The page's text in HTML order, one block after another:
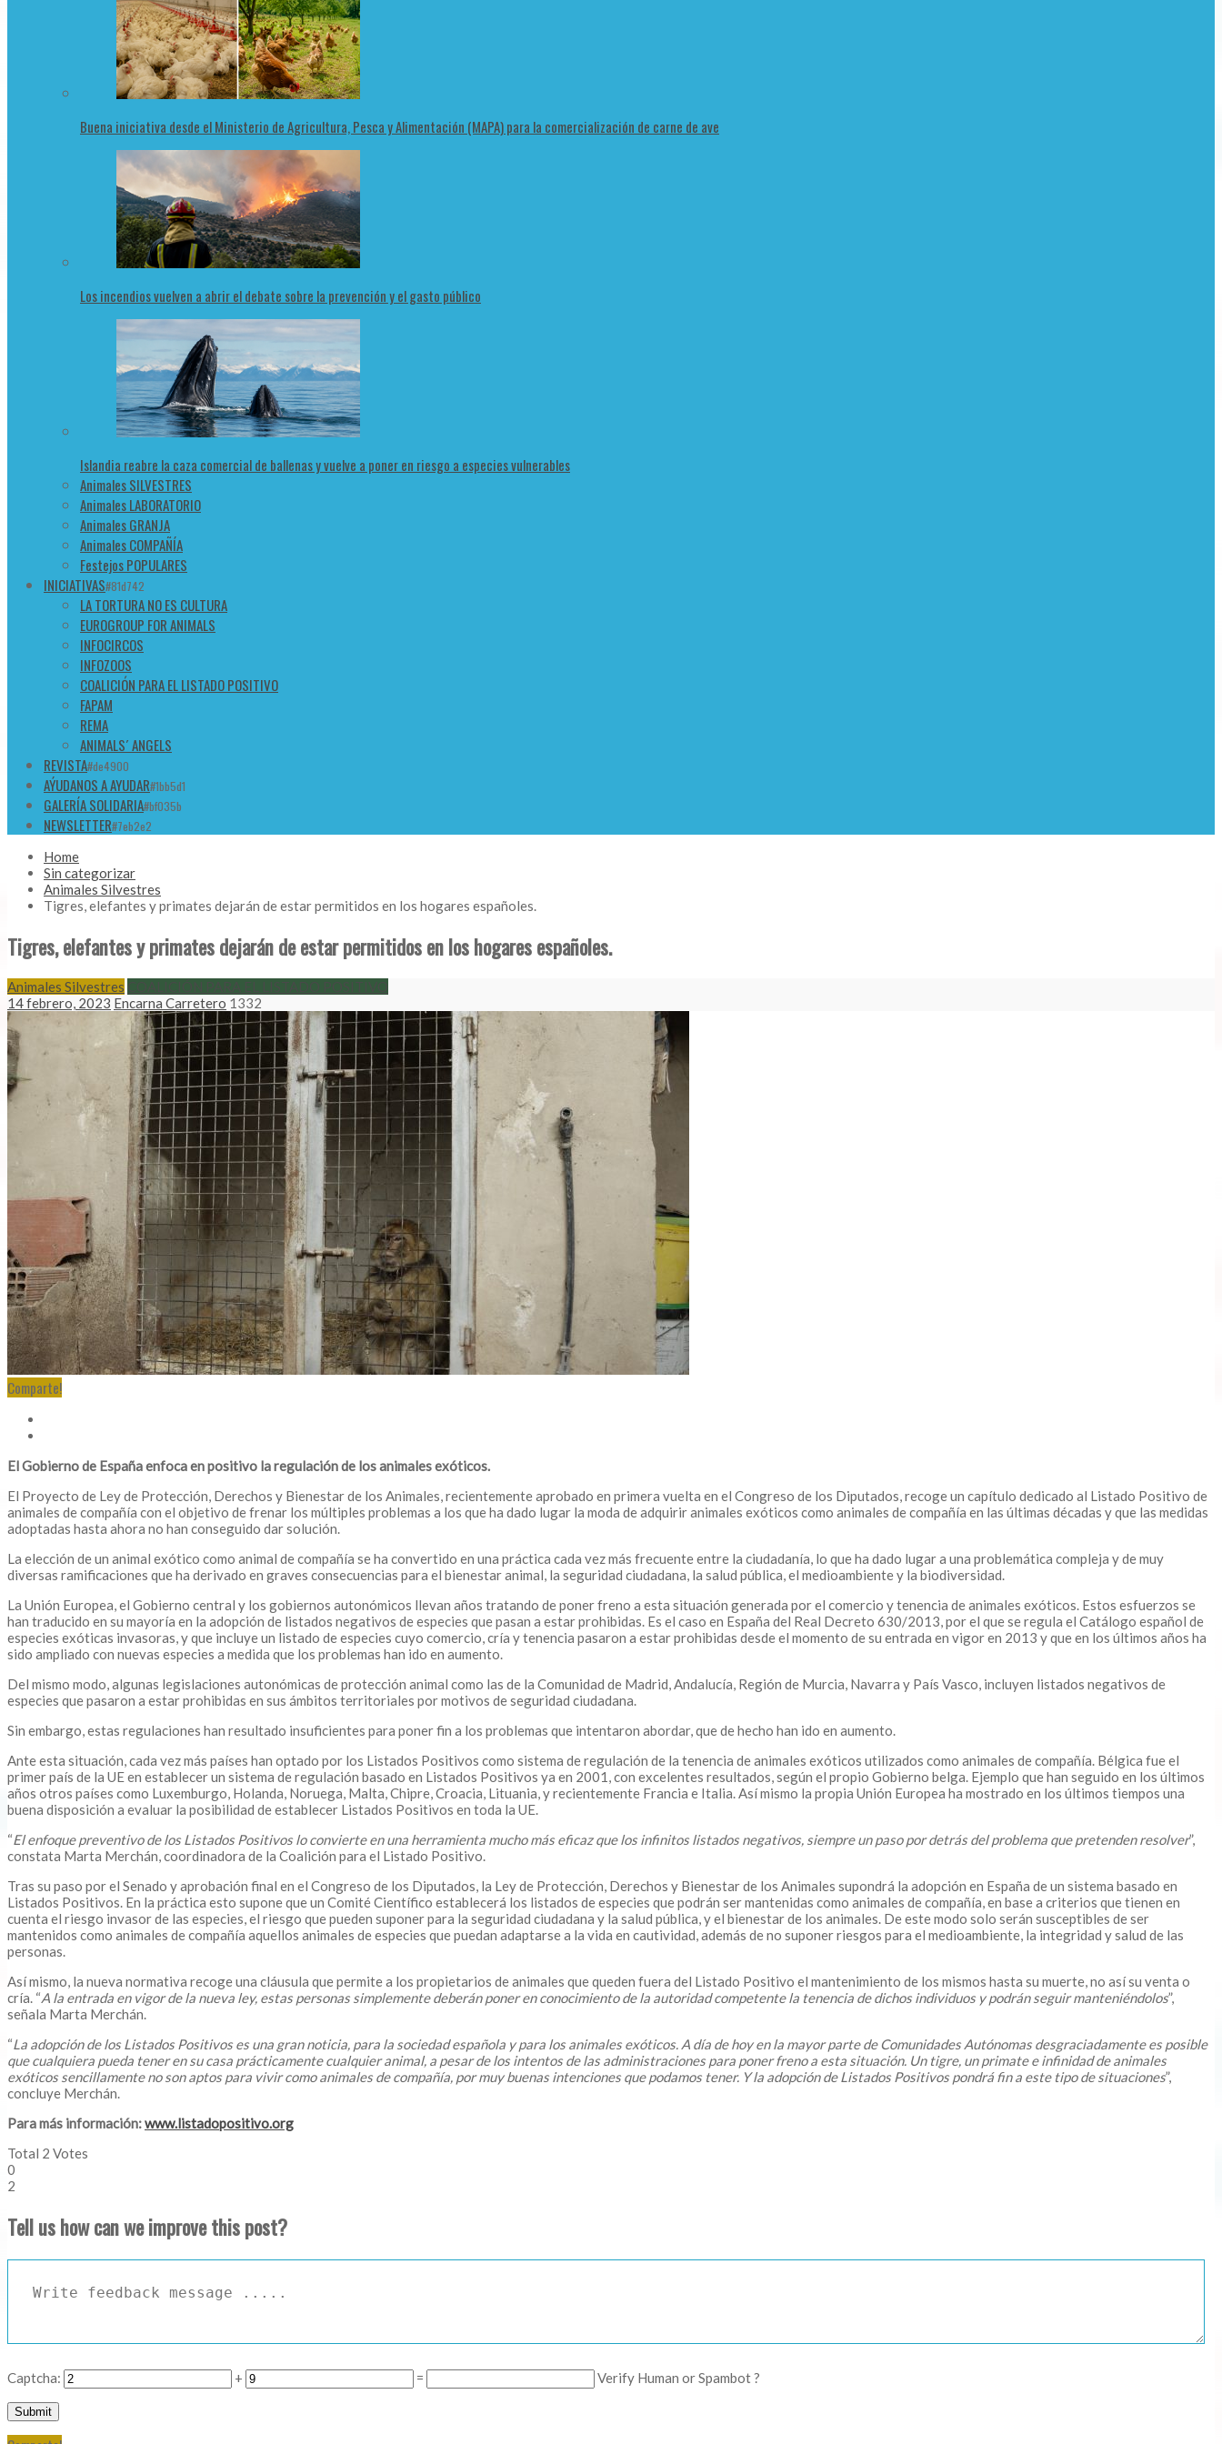
Buena iniciativa desde el Ministerio de Agricultura, Pesca y Alimentación (MAPA) para la comercialización de carne de ave
Los incendios vuelven a abrir el debate sobre la prevención y el gasto público
Islandia reabre la caza comercial de ballenas y vuelve a poner en riesgo a especies vulnerables
Animales SILVESTRES
Animales LABORATORIO
Animales GRANJA
Animales COMPAÑÍA
Festejos POPULARES
INICIATIVAS#81d742
LA TORTURA NO ES CULTURA
EUROGROUP FOR ANIMALS
INFOCIRCOS
INFOZOOS
COALICIÓN PARA EL LISTADO POSITIVO
FAPAM
REMA
ANIMALS´ ANGELS
REVISTA#de4900
AÝUDANOS A AYUDAR#1bb5d1
GALERÍA SOLIDARIA#bf035b
NEWSLETTER#7eb2e2
Home
Sin categorizar
Animales Silvestres
Tigres, elefantes y primates dejarán de estar permitidos en los hogares españoles.
Tigres, elefantes y primates dejarán de estar permitidos en los hogares españoles.
Animales Silvestres
14 febrero, 2023 Encarna Carretero 1332
Comparte!
El Gobierno de España enfoca en positivo la regulación de los animales exóticos.
El Proyecto de Ley de Protección, Derechos y Bienestar de los Animales, recientemente aprobado en primera vuelta en el Congreso de los Diputados, recoge un capítulo dedicado al Listado Positivo de
animales de compañía con el objetivo de frenar los múltiples problemas a los que ha dado lugar la moda de adquirir animales exóticos como animales de compañía en las últimas décadas y que las medidas
adoptadas hasta ahora no han conseguido dar solución.
La elección de un animal exótico como animal de compañía se ha convertido en una práctica cada vez más frecuente entre la ciudadanía, lo que ha dado lugar a una problemática compleja y de muy
diversas ramificaciones que ha derivado en graves consecuencias para el bienestar animal, la seguridad ciudadana, la salud pública, el medioambiente y la biodiversidad.
La Unión Europea, el Gobierno central y los gobiernos autonómicos llevan años tratando de poner freno a esta situación generada por el comercio y tenencia de animales exóticos. Estos esfuerzos se
han traducido en su mayoría en la adopción de listados negativos de especies que pasan a estar prohibidas. Es el caso en España del Real Decreto 630/2013, por el que se regula el Catálogo español de
especies exóticas invasoras, y que incluye un listado de especies cuyo comercio, cría y tenencia pasaron a estar prohibidas desde el momento de su entrada en vigor en 2013 y que en los últimos años ha
sido ampliado con nuevas especies a medida que los problemas han ido en aumento.
Del mismo modo, algunas legislaciones autonómicas de protección animal como las de la Comunidad de Madrid, Andalucía, Región de Murcia, Navarra y País Vasco, incluyen listados negativos de
especies que pasaron a estar prohibidas en sus ámbitos territoriales por motivos de seguridad ciudadana.
Sin embargo, estas regulaciones han resultado insuficientes para poner fin a los problemas que intentaron abordar, que de hecho han ido en aumento.
Ante esta situación, cada vez más países han optado por los Listados Positivos como sistema de regulación de la tenencia de animales exóticos utilizados como animales de compañía. Bélgica fue el
primer país de la UE en establecer un sistema de regulación basado en Listados Positivos ya en 2001, con excelentes resultados, según el propio Gobierno belga. Ejemplo que han seguido en los últimos
años otros países como Luxemburgo, Holanda, Noruega, Malta, Chipre, Croacia, Lituania, y recientemente Francia e Italia. Así mismo la propia Unión Europea ha mostrado en los últimos tiempos una
buena disposición a evaluar la posibilidad de establecer Listados Positivos en toda la UE.
“El enfoque preventivo de los Listados Positivos lo convierte en una herramienta mucho más eficaz que los infinitos listados negativos, siempre un paso por detrás del problema que pretenden resolver”,
constata Marta Merchán, coordinadora de la Coalición para el Listado Positivo.
Tras su paso por el Senado y aprobación final en el Congreso de los Diputados, la Ley de Protección, Derechos y Bienestar de los Animales supondrá la adopción en España de un sistema basado en
Listados Positivos. En la práctica esto supone que un Comité Científico establecerá los listados de especies que podrán ser mantenidas como animales de compañía, en base a criterios que tienen en
cuenta el riesgo invasor de las especies, el riesgo que pueden suponer para la seguridad ciudadana y la salud pública, y el bienestar de los animales. De este modo solo serán susceptibles de ser
mantenidos como animales de compañía aquellos animales de especies que puedan adaptarse a la vida en cautividad, además de no suponer riesgos para el medioambiente, la integridad y salud de las
personas.
Así mismo, la nueva normativa recoge una cláusula que permite a los propietarios de animales que queden fuera del Listado Positivo el mantenimiento de los mismos hasta su muerte, no así su venta o
cría. “A la entrada en vigor de la nueva ley, estas personas simplemente deberán poner en conocimiento de la autoridad competente la tenencia de dichos individuos y podrán seguir manteniéndolos”,
señala Marta Merchán.
“La adopción de los Listados Positivos es una gran noticia, para la sociedad española y para los animales exóticos. A día de hoy en la mayor parte de Comunidades Autónomas desgraciadamente es posible
que cualquiera pueda tener en su casa prácticamente cualquier animal, a pesar de los intentos de las administraciones para poner freno a esta situación. Un tigre, un primate e infinidad de animales
exóticos sencillamente no son aptos para vivir como animales de compañía, por muy buenas intenciones que podamos tener. Y la adopción de Listados Positivos pondrá fin a este tipo de situaciones”,
concluye Merchán.
Para más información:www.listadopositivo.org
Total 2 Votes
0
2
Tell us how can we improve this post?
Captcha: + = Verify Human or Spambot ?